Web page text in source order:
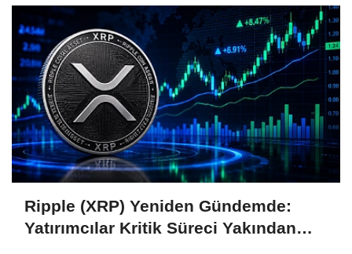
Ripple (XRP) Yeniden Gündemde:
Yatırımcılar Kritik Süreci Yakından